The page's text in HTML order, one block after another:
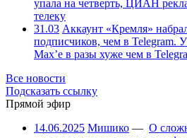
упала на четверть, ЦИАН
телеку
31.03 Аккаунт «Кремля»
подписчиков, чем в Telegram.
Max’е в разы хуже чем в
Все новости
Подсказать ссылку
Прямой эфир
14.06.2025 Мишико — О